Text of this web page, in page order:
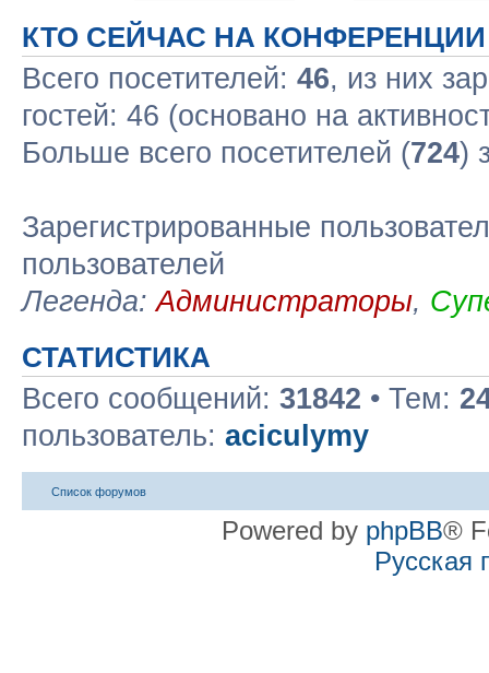
КТО СЕЙЧАС НА КОНФЕРЕНЦИИ
Всего посетителей: 46, из них
гостей: 46 (основано на
Больше всего посетителей (724)
Зарегистрированные
пользователей
Легенда:Администраторы,
СТАТИСТИКА
Всего сообщений: 31842 • Тем:
пользователь: aciculymy
Список форумов
Powered by phpBB®
Русская